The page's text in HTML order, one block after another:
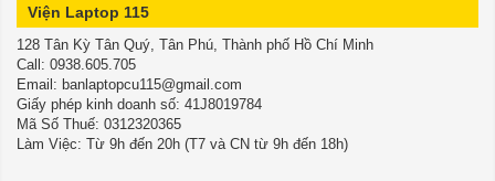
Viện Laptop 115
128 Tân Kỳ Tân Quý, Tân Phú, Thành phố Hồ Chí Minh
​​​​​​​Call: 0938.605.705
Email: banlaptopcu115@gmail.com
Giấy phép kinh doanh số: 41J8019784
Mã Số Thuế: 0312320365
Làm Việc: Từ 9h đến 20h (T7 và CN từ 9h đến 18h)